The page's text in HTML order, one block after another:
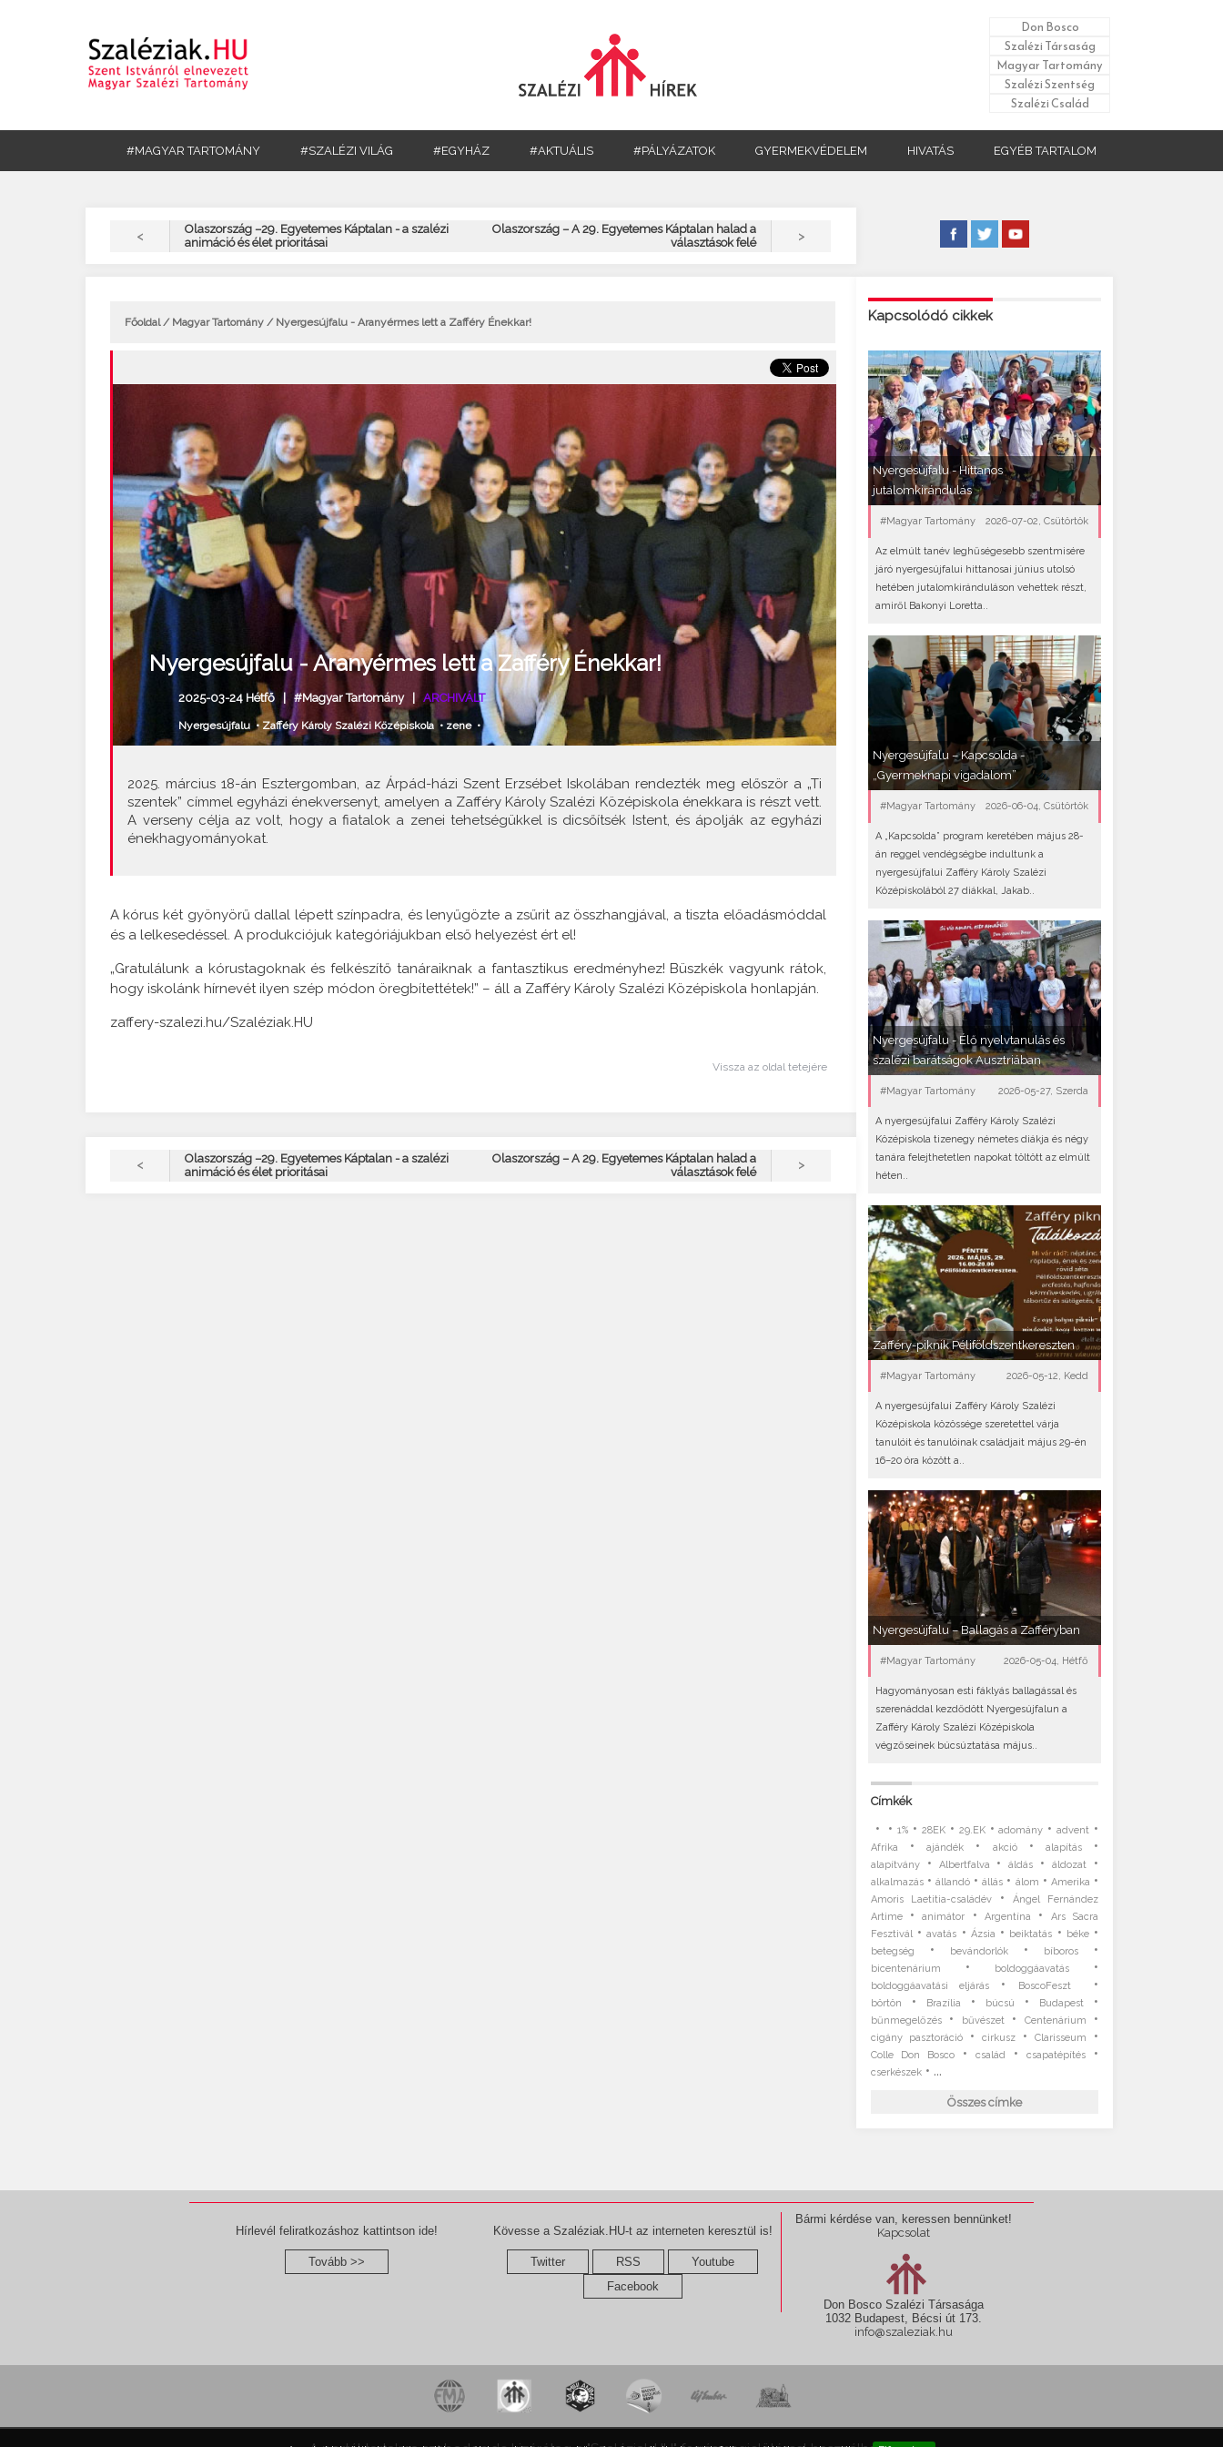
Don Bosco
Szalézi Társaság
Magyar Tartomány
Szalézi Szentség
Szalézi Család
#MAGYAR TARTOMÁNY #SZALÉZI VILÁG #EGYHÁZ #AKTUÁLIS #PÁLYÁZATOK GYERMEKVÉDELEM HIVATÁS EGYÉB TARTALOM
<
Olaszország –29. Egyetemes Káptalan - a szalézi
animáció és élet prioritásai
Olaszország – A 29. Egyetemes Káptalan halad a
választások felé
>
Főoldal/ Magyar Tartomány / Nyergesújfalu - Aranyérmes lett a Zafféry Énekkar!
Nyergesújfalu - Aranyérmes lett a Zafféry Énekkar!
2025-03-24 Hétfő |#Magyar Tartomány| ARCHIVÁLT
Nyergesújfalu• Zafféry Károly Szalézi Középiskola• zene•
2025. március 18-án Esztergomban, az Árpád-házi Szent Erzsébet Iskolában rendezték meg először a „Ti
szentek” címmel egyházi énekversenyt, amelyen a Zafféry Károly Szalézi Középiskola énekkara is részt vett.
A verseny célja az volt, hogy a fiatalok a zenei tehetségükkel is dicsőítsék Istent, és ápolják az egyházi
énekhagyományokat.
A kórus két gyönyörű dallal lépett színpadra, és lenyűgözte a zsűrit az összhangjával, a tiszta előadásmóddal
és a lelkesedéssel. A produkciójuk kategóriájukban első helyezést ért el!
„Gratulálunk a kórustagoknak és felkészítő tanáraiknak a fantasztikus eredményhez! Büszkék vagyunk rátok,
hogy iskolánk hírnevét ilyen szép módon öregbítettétek!” – áll a Zafféry Károly Szalézi Középiskola honlapján.
zaffery-szalezi.hu/Szaléziak.HU
Vissza az oldal tetejére
Kapcsolódó cikkek
Nyergesújfalu - Hittanos
jutalomkirándulás
#Magyar Tartomány 2026-07-02, Csütörtök
Az elmúlt tanév leghűségesebb szentmisére
járó nyergesújfalui hittanosai június utolsó
hetében jutalomkiránduláson vehettek részt,
amiről Bakonyi Loretta..
Nyergesújfalu – Kapcsolda -
„Gyermeknapi vigadalom”
#Magyar Tartomány 2026-06-04, Csütörtök
A „Kapcsolda” program keretében május 28-
án reggel vendégségbe indultunk a
nyergesújfalui Zafféry Károly Szalézi
Középiskolából 27 diákkal, Jakab..
Nyergesújfalu - Élő nyelvtanulás és
szalézi barátságok Ausztriában
#Magyar Tartomány 2026-05-27, Szerda
A nyergesújfalui Zafféry Károly Szalézi
Középiskola tizenegy németes diákja és négy
tanára felejthetetlen napokat töltött az elmúlt
héten..
Zafféry-piknik Péliföldszentkereszten
#Magyar Tartomány 2026-05-12, Kedd
A nyergesújfalui Zafféry Károly Szalézi
Középiskola közössége szeretettel várja
tanulóit és tanulóinak családjait május 29-én
16–20 óra között a..
Nyergesújfalu – Ballagás a Zafféryban
#Magyar Tartomány 2026-05-04, Hétfő
Hagyományosan esti fáklyás ballagással és
szerenáddal kezdődött Nyergesújfalun a
Zafféry Károly Szalézi Középiskola
végzőseinek búcsúztatása május..
Címkék
• •1% • 28EK • 29.EK•adomány •advent •
Afrika •ajándék • akció• alapítás•
alapítvány• Albertfalva •áldás •áldozat •
alkalmazás•állandó •állás • álom • Amerika •
Amoris Laetitia-családév•
Ángel Fernández
Artime•animátor •Argentína •
Ars Sacra
Fesztivál•avatás • Ázsia • beiktatás • béke•
betegség • bevándorlók• bíboros •
bicentenárium • boldoggáavatás•
boldoggáavatási eljárás • BoscoFeszt •
börtön • Brazília • búcsú • Budapest •
bűnmegelőzés• bűvészet• Centenárium •
cigány pasztoráció• cirkusz•Clarisseum •
Colle Don Bosco• család •csapatépítés •
cserkészek• ...
Összes címke
<
Olaszország –29. Egyetemes Káptalan - a szalézi
animáció és élet prioritásai
Olaszország – A 29. Egyetemes Káptalan halad a
választások felé
>
Hírlevél feliratkozáshoz kattintson ide!
Tovább >>
Kövesse a Szaléziak.HU-t az interneten keresztül is!
Twitter RSS
Youtube
Facebook
Bármi kérdése van, keressen bennünket!
Kapcsolat
Don Bosco Szalézi Társasága
1032 Budapest, Bécsi út 173.
info@szaleziak.hu